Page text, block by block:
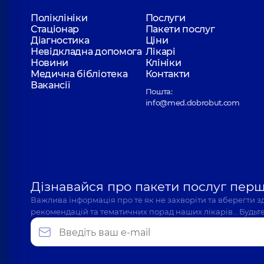
Отоларинголог; Отоларинголог дитячий,
Олефіренко Надія Миколаївна
Ярощук Володимир Васильович
Отоларинголог; Отоларинголог дитячий, 28
Поліклініки
Послуги
Стаціонар
Пакети послуг
Діагностика
Ціни
Невідкладна допомога Лікарі
Новини
Клініки
Медична бібліотека
Контакти
Вакансії
Пошта:
info@med.dobrobut.com
Дізнавайся про пакети послуг
Важлива інформація про те як не захворіти та
рекомендацій та тематичних порад наших лікарів…